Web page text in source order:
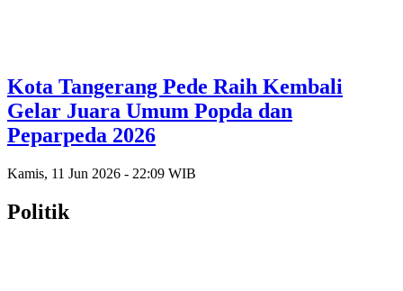
Kota Tangerang Pede Raih Kembali
Gelar Juara Umum Popda dan
Peparpeda 2026
Kamis, 11 Jun 2026 - 22:09 WIB
Politik